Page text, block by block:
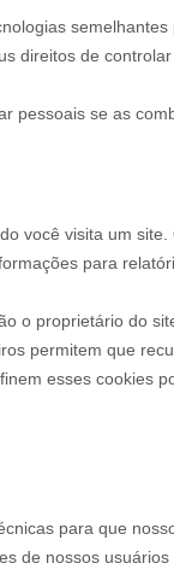
direitos de controlar
pessoais se as
você visita um
para
o proprietário do
permitem que
esses cookies
para que
de nossos